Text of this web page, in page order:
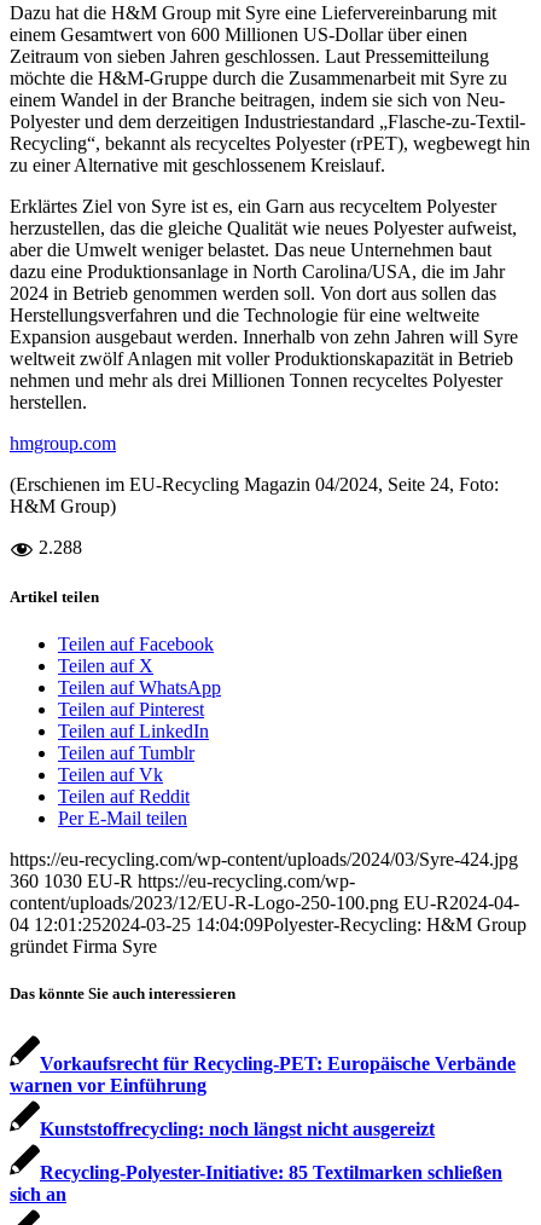
Dazu hat die H&M Group mit Syre eine Liefervereinbarung mit
einem Gesamtwert von 600 Millionen US-Dollar über einen
Zeitraum von sieben Jahren geschlossen. Laut Pressemitteilung
möchte die H&M-Gruppe durch die Zusammenarbeit mit Syre zu
einem Wandel in der Branche beitragen, indem sie sich von Neu-
Polyester und dem derzeitigen Industriestandard „Flasche-zu-Textil-
Recycling“, bekannt als recyceltes Polyester (rPET), wegbewegt hin
zu einer Alternative mit geschlossenem Kreislauf.
Erklärtes Ziel von Syre ist es, ein Garn aus recyceltem Polyester
herzustellen, das die gleiche Qualität wie neues Polyester aufweist,
aber die Umwelt weniger belastet. Das neue Unternehmen baut
dazu eine Produktionsanlage in North Carolina/USA, die im Jahr
2024 in Betrieb genommen werden soll. Von dort aus sollen das
Herstellungsverfahren und die Technologie für eine weltweite
Expansion ausgebaut werden. Innerhalb von zehn Jahren will Syre
weltweit zwölf Anlagen mit voller Produktionskapazität in Betrieb
nehmen und mehr als drei Millionen Tonnen recyceltes Polyester
herstellen.
hmgroup.com
(Erschienen im EU-Recycling Magazin 04/2024, Seite 24, Foto:
H&M Group)
2.288
Artikel teilen
Teilen auf Facebook
Teilen auf X
Teilen auf WhatsApp
Teilen auf Pinterest
Teilen auf LinkedIn
Teilen auf Tumblr
Teilen auf Vk
Teilen auf Reddit
Per E-Mail teilen
https://eu-recycling.com/wp-content/uploads/2024/03/Syre-424.jpg
360 1030 EU-R https://eu-recycling.com/wp-
content/uploads/2023/12/EU-R-Logo-250-100.png EU-R2024-04-
04 12:01:252024-03-25 14:04:09Polyester-Recycling: H&M Group
gründet Firma Syre
Das könnte Sie auch interessieren
Vorkaufsrecht für Recycling-PET: Europäische Verbände
warnen vor Einführung
Kunststoffrecycling: noch längst nicht ausgereizt
Recycling-Polyester-Initiative: 85 Textilmarken schließen
sich an